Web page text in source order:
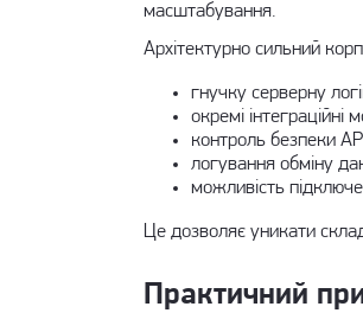
масштабування.
Архітектурно сильний
гнучку серверну
окремі інтеграційні
контроль безпеки
логування обміну
можливість
Це дозволяє уникати
Практичний